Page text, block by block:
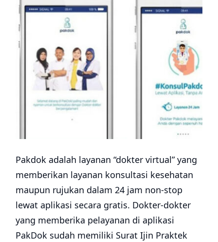
Pakdok adalah layanan “dokter virtual” yang
memberikan layanan konsultasi kesehatan
maupun rujukan dalam 24 jam non-stop
lewat aplikasi secara gratis. Dokter-dokter
yang memberika pelayanan di aplikasi
PakDok sudah memiliki Surat Ijin Praktek